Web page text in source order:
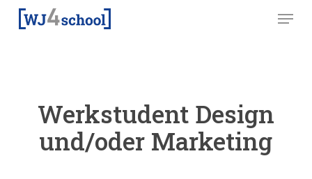
Skip
Menu
Werkstudent Design
und/oder Marketing